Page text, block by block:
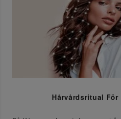
Hårvårdsritual För